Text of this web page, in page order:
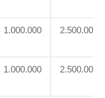
1.000.000 2.500.000
1.000.000 2.500.000